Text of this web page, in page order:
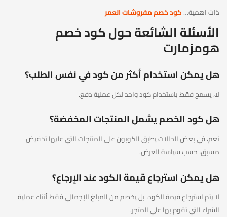
ذات اهمية…كود خصم مفروشات العمر
الأسئلة الشائعة حول كود خصم
هومزمارت
هل يمكن استخدام أكثر من كود في نفس الطلب؟
لا، يسمح فقط باستخدام كود واحد لكل عملية دفع.
هل كود الخصم يشمل المنتجات المخفضة؟
نعم، في بعض الحالات يطبق الكوبون على المنتجات التي عليها تخفيض
مسبق، حسب سياسة العرض.
هل يمكن استرجاع قيمة الكود عند الإرجاع؟
لا يتم استرجاع قيمة الكود، بل يخصم من المبلغ الإجمالي فقط أثناء عملية
الشراء التي تقوم بها علي المتجر.